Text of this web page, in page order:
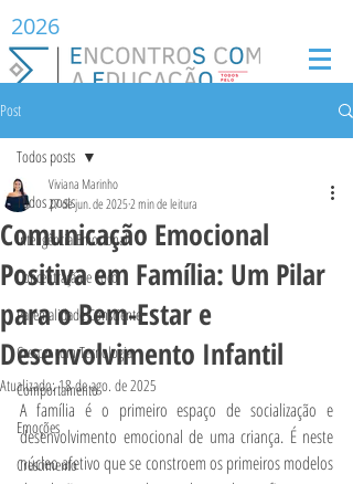
2026
Post
Todos posts
Inteligência Emocional
Concentração e Foco
Parentalidade Consciente
Crescer com Tecnologia
Comportamento
Emoções
Crescimento
Todos posts
Comunicação Emocional
Positiva em Família: Um Pilar
para o Bem-Estar e
Desenvolvimento Infantil
Viviana Marinho
27 de jun. de 20252 min de leitura
Atualizado:18 de ago. de 2025
A família é o primeiro espaço de socialização e
desenvolvimento emocional de uma criança. É neste
núcleo afetivo que se constroem os primeiros modelos